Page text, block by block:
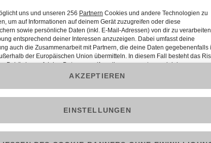
6: PULS 24 Bürgerforum vom 29.03.2021
50 Min. Folge vom 29.03.2021